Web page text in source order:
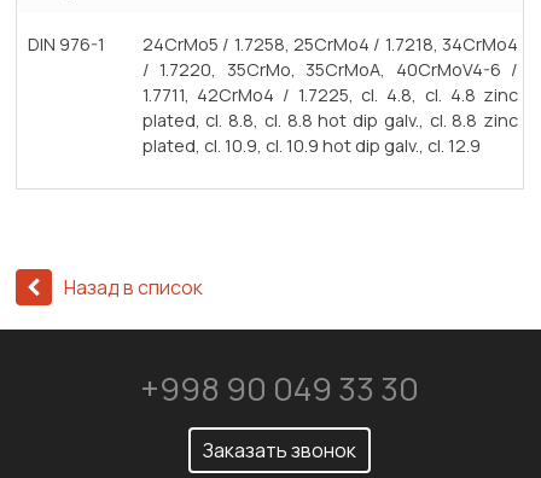
DIN 976-1
24CrMo5 / 1.7258, 25CrMo4 / 1.7218, 34CrMo4
/ 1.7220, 35CrMo, 35CrMoA, 40CrMoV4-6 /
1.7711, 42CrMo4 / 1.7225, cl. 4.8, cl. 4.8 zinc
plated, cl. 8.8, cl. 8.8 hot dip galv., cl. 8.8 zinc
plated, cl. 10.9, cl. 10.9 hot dip galv., cl. 12.9
Назад в список
+998 90 049 33 30
Заказать звонок